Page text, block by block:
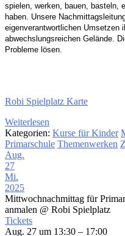
spielen, werken, bauen, basteln,
haben. Unsere
eigenverantwortlichen Umsetzen
abwechslungsreichen Gelände.
Probleme lösen.
Robi Spielplatz Karte
Weiterlesen
Kategorien: Kurse für Kinder
Primarschule Themenwerken
Aug.
27
Mi.
2025
Mittwochnachmittag für
anmalen @ Robi Spielplatz
Tickets
Aug. 27 um 13:30 – 17:00